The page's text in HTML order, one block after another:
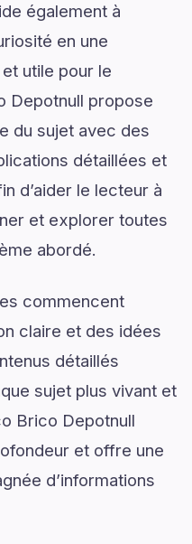
également à
en une
utile pour le
Depotnull propose
du sujet avec des
détaillées et
d’aider le lecteur à
et explorer toutes
abordé.
commencent
claire et des idées
détaillés
sujet plus vivant et
Brico Depotnull
et offre une
d’informations